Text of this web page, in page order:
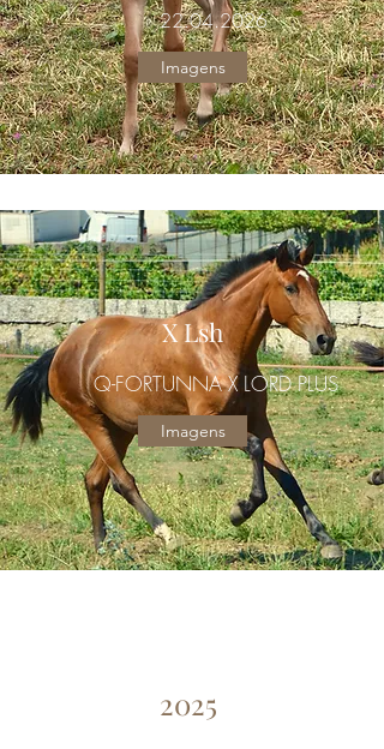
22.04.2026
Imagens
X Lsh
Q-FORTUNNA X LORD PLUS
Imagens
2025